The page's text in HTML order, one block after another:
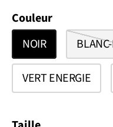
Couleur
NOIR
VERT ENERGIE